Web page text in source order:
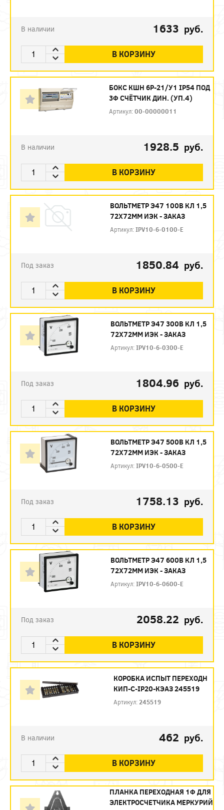
В наличии 1633 руб.
В КОРЗИНУ
БОКС КШН 6Р-21/У1 IP54 ПОД
3Ф СЧЁТЧИК ДИН. (УП.4)
Артикул:00-00000011
В наличии 1928.5 руб.
В КОРЗИНУ
ВОЛЬТМЕТР Э47 100В КЛ 1,5
72Х72ММ ИЭК - ЗАКАЗ
Артикул:IPV10-6-0100-E
Под заказ 1850.84 руб.
В КОРЗИНУ
ВОЛЬТМЕТР Э47 300В КЛ 1,5
72Х72ММ ИЭК - ЗАКАЗ
Артикул:IPV10-6-0300-E
Под заказ 1804.96 руб.
В КОРЗИНУ
ВОЛЬТМЕТР Э47 500В КЛ 1,5
72Х72ММ ИЭК - ЗАКАЗ
Артикул:IPV10-6-0500-E
Под заказ 1758.13 руб.
В КОРЗИНУ
ВОЛЬТМЕТР Э47 600В КЛ 1,5
72Х72ММ ИЭК - ЗАКАЗ
Артикул:IPV10-6-0600-E
Под заказ 2058.22 руб.
В КОРЗИНУ
КОРОБКА ИСПЫТ ПЕРЕХОДН
КИП-С-IP20-КЭАЗ 245519
Артикул: 245519
В наличии 462 руб.
В КОРЗИНУ
ПЛАНКА ПЕРЕХОДНАЯ 1Ф ДЛЯ
ЭЛЕКТРОСЧЕТЧИКА МЕРКУРИЙ